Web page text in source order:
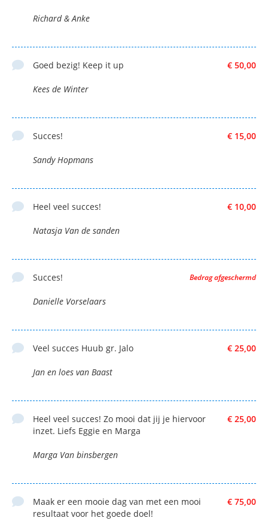
Richard & Anke
€ 50,00
Goed bezig! Keep it up
Kees de Winter
€ 15,00
Succes!
Sandy Hopmans
€ 10,00
Heel veel succes!
Natasja Van de sanden
Bedrag afgeschermd
Succes!
Danielle Vorselaars
€ 25,00
Veel succes Huub gr. Jalo
Jan en loes van Baast
€ 25,00
Heel veel succes! Zo mooi dat jij je hiervoor
inzet. Liefs Eggie en Marga
Marga Van binsbergen
€ 75,00
Maak er een mooie dag van met een mooi
resultaat voor het goede doel!